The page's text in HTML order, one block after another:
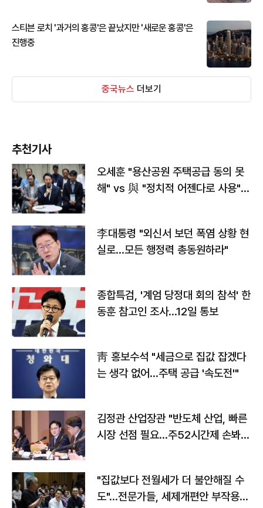
스티븐 로치 '과거의 홍콩'은 끝났지만 '새로운 홍콩'은
진행중
중국뉴스 더보기
추천기사
오세훈 "용산공원 주택공급 동의 못
해" vs 與 "정치적 어젠다로 사용"
李대통령 "외신서 보던 폭염 상황 현
실로…모든 행정력 총동원하라"
종합특검, '계엄 당정대 회의 참석' 한
동훈 참고인 조사...12일 통보
靑 홍보수석 "세금으로 집값 잡겠다
는 생각 없어…주택 공급 '속도전'"
김정관 산업장관 "반도체 산업, 빠른
시장 선점 필요…주52시간제 손봐
"집값보다 전월세가 더 불안해질 수
도"…전문가들, 세제개편안 부작용